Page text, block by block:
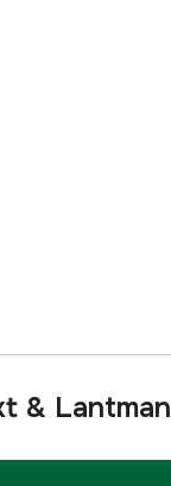
& Lantman